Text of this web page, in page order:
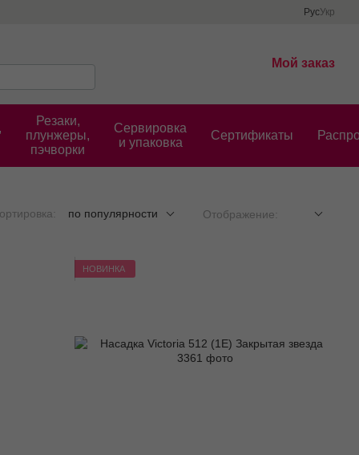
РусУкр
Мой заказ
Резаки,
плунжеры,
пэчворки
Сервировка
и упаковка
Cертификаты
по популярности Отображение:
НОВИНКА